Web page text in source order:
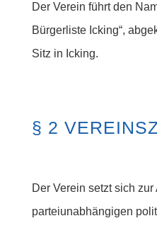
Der Verein führt den
Bürgerliste Icking“,
Sitz in Icking.
§ 2
Der Verein setzt sich
parteiunabhängigen